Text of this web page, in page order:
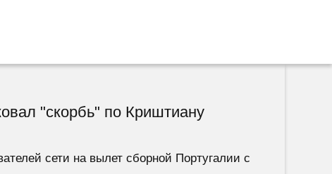
"скорбь" по Криштиану
сети на вылет сборной Португалии с